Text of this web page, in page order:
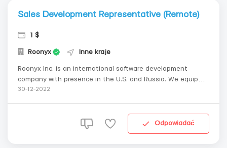
Sales Development Representative (Remote)
1 $
Roonyx Inne kraje
Roonyx Inc. is an international software development
company with presence in the U.S. and Russia. We equip
small and medium businesses with custom-made web &
from Europe, USA, ...
30-12-2022
Odpowiadać